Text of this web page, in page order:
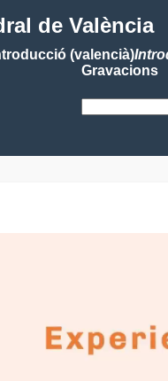
de València
(valencià)
Gravacions